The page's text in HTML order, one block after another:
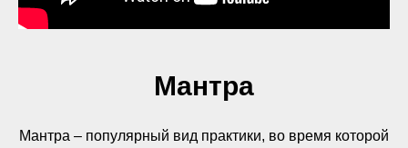
Мантра
Мантра – популярный вид практики, во время которой